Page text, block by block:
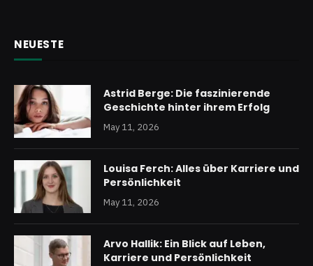
NEUESTE
Astrid Berge: Die faszinierende
Geschichte hinter ihrem Erfolg
May 11, 2026
Louisa Ferch: Alles über Karriere und
Persönlichkeit
May 11, 2026
Arvo Hallik: Ein Blick auf Leben,
Karriere und Persönlichkeit